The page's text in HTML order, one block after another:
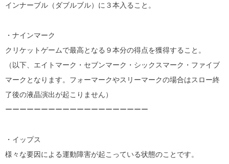
インナーブル（ダブルブル）に３本入ること。
・ナインマーク
クリケットゲームで最高となる９本分の得点を獲得すること。
（以下、エイトマーク・セブンマーク・シックスマーク・ファイブ
マークとなります。フォーマークやスリーマークの場合はスロー終
了後の液晶演出が起こりません）
ーーーーーーーーーーーーーーーーーーーー
・イップス
様々な要因による運動障害が起こっている状態のことです。